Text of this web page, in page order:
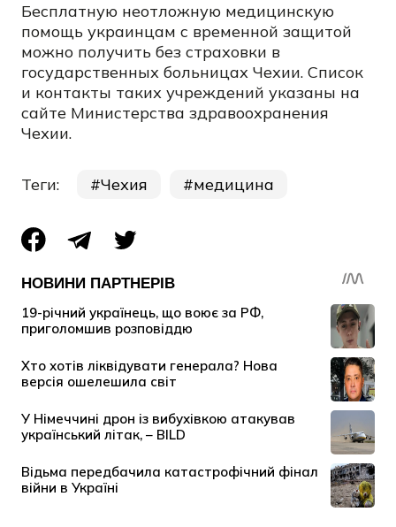
Бесплатную неотложную медицинскую
помощь украинцам с временной защитой
можно получить без страховки в
государственных больницах Чехии. Список
и контакты таких учреждений указаны на
сайте Министерства здравоохранения
Чехии.
Теги: Чехия медицина